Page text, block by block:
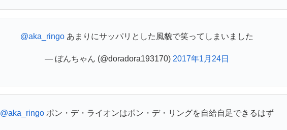
@aka_ringoあまりにサッパリとした風貌で笑ってしまいました
— ぼんちゃん (@doradora193170) 2017年1月24日
@aka_ringoポン・デ・ライオンはポン・デ・リングを自給自足できるはず